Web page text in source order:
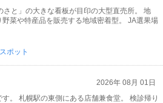
と」の大きな看板が目印の大型直売所。 地
菜や特産品を販売する地域密着型。 JA選果場
ポット
2026年 08月 01日
。 札幌駅の東側にある店舗兼食堂。 検診帰り